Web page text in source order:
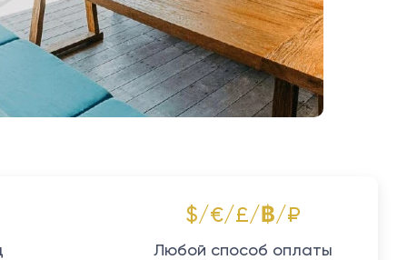
$/€/£/฿/₽
Любой способ оплаты